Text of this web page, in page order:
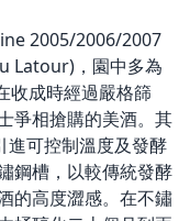
2005/2006/2007
Latour)，園中多為
收成時經過嚴格篩
爭相搶購的美酒。其
進可控制溫度及發酵
鋼槽，以較傳統發酵
的高度澀感。在不鏽